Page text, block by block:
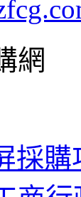
網
採